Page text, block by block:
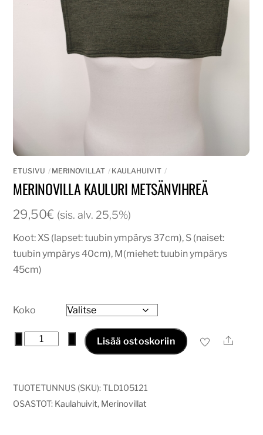
ETUSIVU MERINOVILLAT KAULAHUIVIT
MERINOVILLA KAULURI METSÄNVIHREÄ
29,50€ (sis. alv. 25,5%)
Koot: XS (lapset: tuubin ympärys 37cm), S (naiset:
tuubin ympärys 40cm), M(miehet: tuubin ympärys
45cm)
Koko
Merinovilla
määrä
Lisää ostoskoriin Ale
TUOTETUNNUS (SKU):TLD105121
OSASTOT: Kaulahuivit, Merinovillat